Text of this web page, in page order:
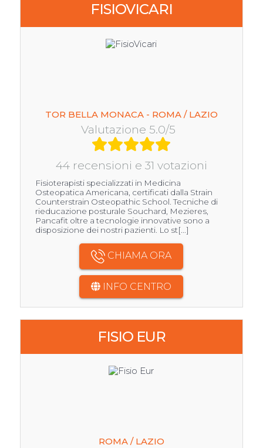
FISIOVICARI
TOR BELLA MONACA - ROMA / LAZIO
Valutazione 5.0/5
44 recensioni e 31 votazioni
Fisioterapisti specializzati in Medicina
Osteopatica Americana, certificati dalla Strain
Counterstrain Osteopathic School. Tecniche di
rieducazione posturale Souchard, Mezieres,
Pancafit oltre a tecnologie innovative sono a
disposizione dei nostri pazienti. Lo st[...]
CHIAMA ORA
INFO CENTRO
FISIO EUR
ROMA / LAZIO